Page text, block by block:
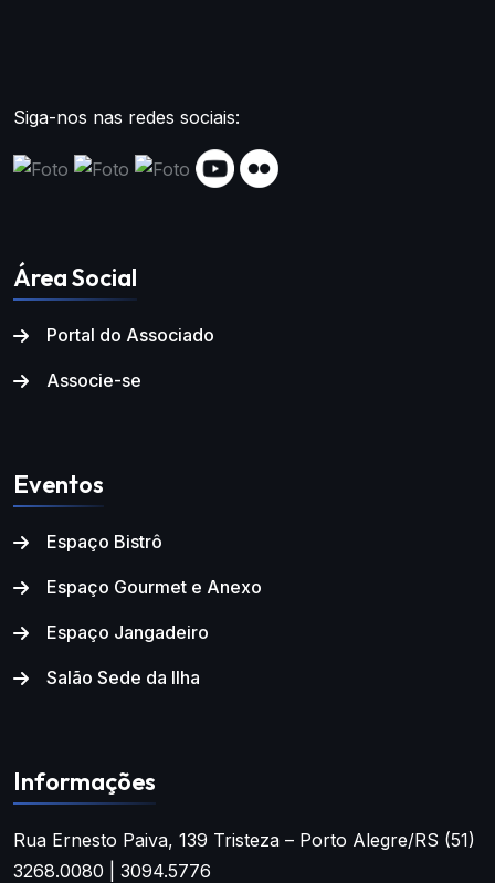
Siga-nos nas redes sociais:
Área Social
Portal do Associado
Associe-se
Eventos
Espaço Bistrô
Espaço Gourmet e Anexo
Espaço Jangadeiro
Salão Sede da Ilha
Informações
Rua Ernesto Paiva, 139 Tristeza – Porto Alegre/RS (51)
3268.0080 | 3094.5776